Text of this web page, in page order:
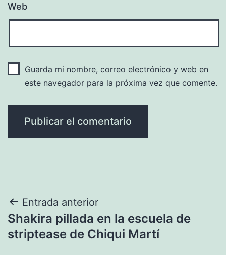
Web
Guarda mi nombre, correo electrónico y web en
este navegador para la próxima vez que comente.
Navegación
de
Entrada anterior
Shakira pillada en la escuela de
striptease de Chiqui Martí